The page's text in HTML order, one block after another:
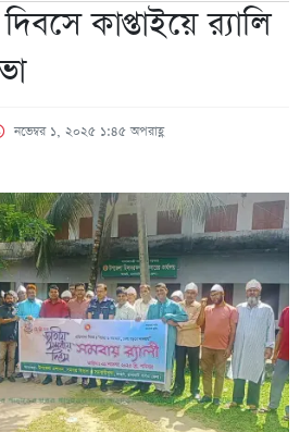
কাপ্তাইয়ে র‍্যালি
নভেম্বর ১, ২০২৫ ১:৪৫ অপরাহ্ণ